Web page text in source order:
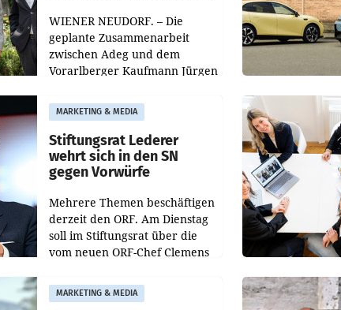
WIENER NEUDORF. – Die
geplante Zusammenarbeit
zwischen Adeg und dem
Vorarlberger Kaufmann Jürgen
freigegeben: Die
Bundeswettbewerbsbehörde
und der Bundeskartellanwalt
MARKETING & MEDIA
Stiftungsrat Lederer
wehrt sich in den SN
gegen Vorwürfe
Mehrere Themen beschäftigen
derzeit den ORF. Am Dienstag
soll im Stiftungsrat über die
vom neuen ORF-Chef Clemens
Besetzungen für die
Direktionen abgestimmt
MARKETING & MEDIA